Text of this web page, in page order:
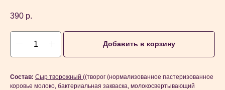
390 р.
Добавить в корзину
Состав: Сыр творожный ((творог (нормализованное пастеризованное
коровье молоко, бактериальная закваска, молокосвертывающий